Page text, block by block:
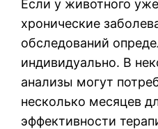
Если у животного
хронические
обследований
индивидуально. В
анализы могут
несколько месяцев
эффективности